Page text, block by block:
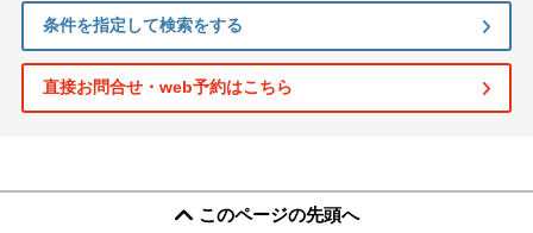
条件を指定して検索をする
直接お問合せ・web予約はこちら
このページの先頭へ